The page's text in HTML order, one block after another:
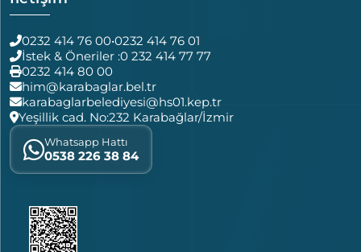
0232 414 76 00•0232 414 76 01
İstek & Öneriler :0 232 414 77 77
0232 414 80 00
him@karabaglar.bel.tr
karabaglarbelediyesi@hs01.kep.tr
Yeşillik cad. No:232 Karabağlar/İzmir
Whatsapp Hattı
0538 226 38 84